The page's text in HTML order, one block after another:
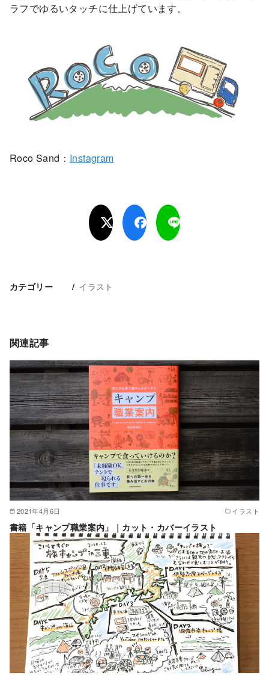
ラフでゆるいタッチに仕上げています。
Roco Sand： Instagram
カテゴリー イラスト
関連記事
2021年4月6日 イラスト
書籍「キャンプ職業案内」｜カット・カバーイラスト